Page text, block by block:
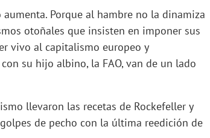
Porque al hambre no la dinamiza
otoñales que insisten en imponer sus
vivo al capitalismo europeo y
su hijo albino, la FAO, van de un lado
llevaron las recetas de Rockefeller y
de pecho con la última reedición de